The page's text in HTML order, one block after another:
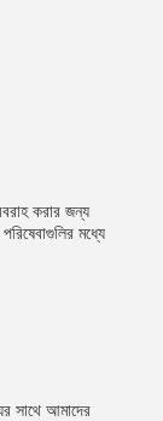
করার জন্য
মধ্যে
সাথে আমাদের